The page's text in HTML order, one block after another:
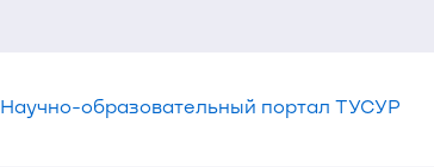
Научно-образовательный портал ТУСУР